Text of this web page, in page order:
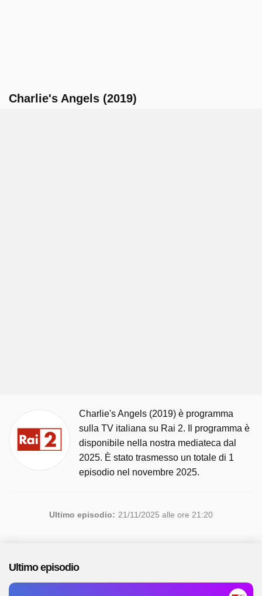
Charlie's Angels (2019)
Charlie's Angels (2019) è programma
sulla TV italiana su Rai 2. Il programma è
disponibile nella nostra mediateca dal
2025. È stato trasmesso un totale di 1
episodio nel novembre 2025.
Ultimo episodio: 21/11/2025 alle ore 21:20
Ultimo episodio